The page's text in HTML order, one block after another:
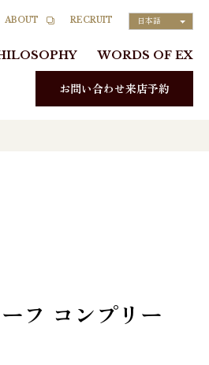
ABOUT RECRUIT 日本語
WORDS OF EX
お問い合わせ来店予約
フ コンプリー